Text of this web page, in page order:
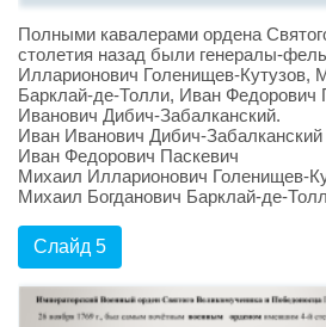
Полными кавалерами ордена
столетия назад были генералы-
Илларионович Голенищев-Кутузов,
Барклай-де-Толли, Иван Федорович
Иванович Дибич-Забалканский.
Иван Иванович Дибич-Забалканский
Иван Федорович Паскевич
Михаил Илларионович Голенищев-
Михаил Богданович Барклай-де-
Слайд 5